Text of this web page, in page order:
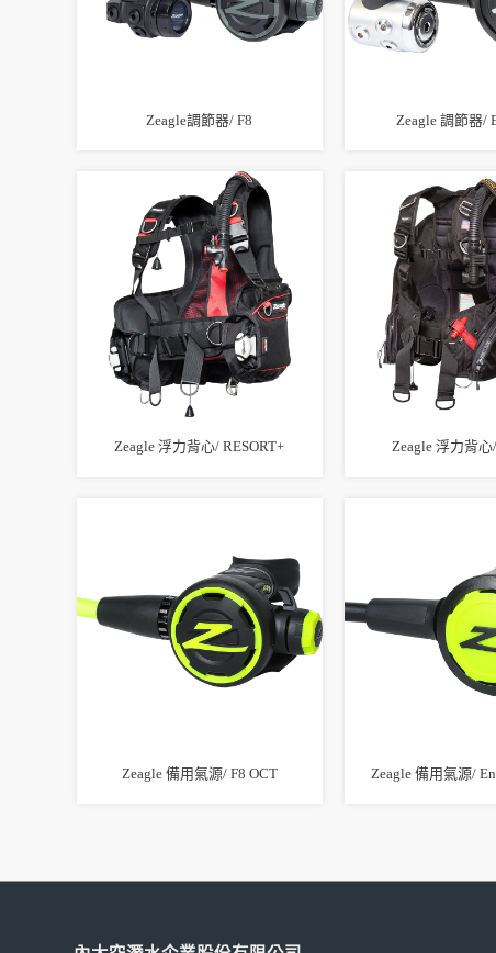
Zeagle調節器/ F8 Zeagle 調節器/
Zeagle 浮力背心/ RESORT+ Zeagle 浮力背心
Zeagle 備用氣源/ F8 OCT Zeagle 備用氣源/